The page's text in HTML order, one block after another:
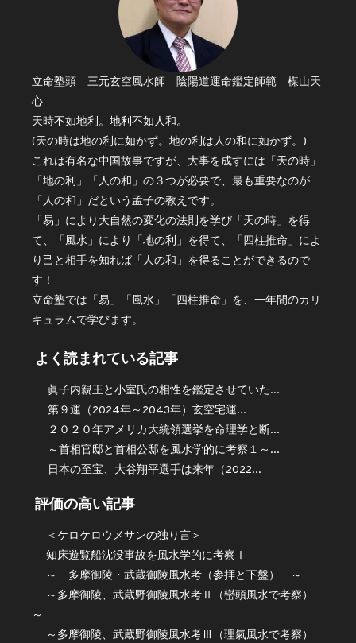
立命塾頭 三元玄空風水師 陰陽道運命鑑定師範 楳山天
心
天時不如地利。地利不如人和。
(天の時は地の利に如かず。地の利は人の和に如かず。)
これは有名な中国故事ですが、大事を成すには「天の時」
「地の利」「人の和」の３つが必要で、最も重要なのが
「人の和」だという孟子の教えです。
「易」により大自然の変化の法則を学び「天の時」を得
て、「風水」により「地の利」を得て、「四柱推命」によ
り己と相手を知れば「人の和」を得ることができるので
す！
立命塾では「易」「風水」「四柱推命」を、一年間のカリ
キュラムで学びます。
よく読まれている記事
眞子内親王と小室氏の相性を鑑定させていた...
第９運（2024年～2043年）玄空宅運...
２０２０年アメリカ大統領選挙を命理学と断...
～首相官邸と首相公邸を風水学的に考察１～...
日本の至宝、大谷翔平選手は来年（2022...
評価の高い記事
＜ケロケロウメサンの独り言＞
知床遊覧船沈没事故を風水学的に考察Ⅰ
～ 多摩御陵・武蔵御陵風水考（参拝と下盤） ～
～多摩御陵、武蔵野御陵風水考Ⅱ（巒頭風水で考察）
～
～多摩御陵、武蔵野御陵風水考Ⅲ（理氣風水で考察）